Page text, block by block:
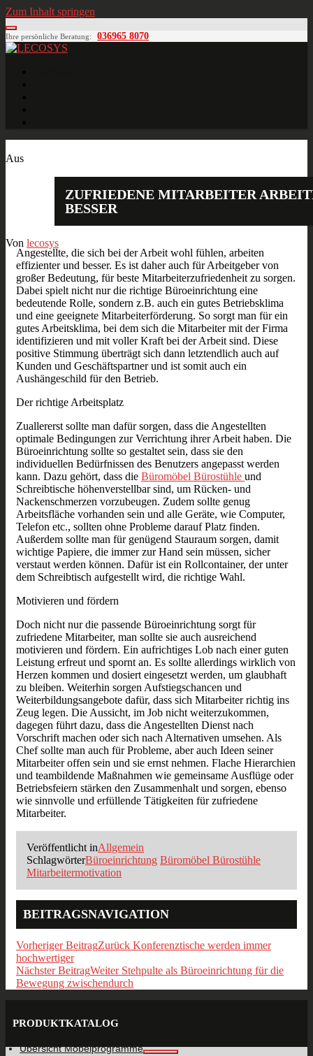
Zum Inhalt springen
Ihre persönliche Beratung: 036965 8070
Aus
ZUFRIEDENE MITARBEITER
BESSER
Von lecosys
Angestellte, die sich bei der Arbeit wohl fühlen, arbeiten
effizienter und besser. Es ist daher auch für Arbeitgeber von
großer Bedeutung, für beste Mitarbeiterzufriedenheit zu sorgen.
Dabei spielt nicht nur die richtige Büroeinrichtung eine
bedeutende Rolle, sondern z.B. auch ein gutes Betriebsklima
und eine geeignete Mitarbeiterförderung. So sorgt man für ein
gutes Arbeitsklima, bei dem sich die Mitarbeiter mit der Firma
identifizieren und mit voller Kraft bei der Arbeit sind. Diese
positive Stimmung überträgt sich dann letztendlich auch auf
Kunden und Geschäftspartner und ist somit auch ein
Aushängeschild für den Betrieb.
Der richtige Arbeitsplatz
Zuallererst sollte man dafür sorgen, dass die Angestellten
optimale Bedingungen zur Verrichtung ihrer Arbeit haben. Die
Büroeinrichtung sollte so gestaltet sein, dass sie den
individuellen Bedürfnissen des Benutzers angepasst werden
kann. Dazu gehört, dass die Büromöbel Bürostühle und
Schreibtische höhenverstellbar sind, um Rücken- und
Nackenschmerzen vorzubeugen. Zudem sollte genug
Arbeitsfläche vorhanden sein und alle Geräte, wie Computer,
Telefon etc., sollten ohne Probleme darauf Platz finden.
Außerdem sollte man für genügend Stauraum sorgen, damit
wichtige Papiere, die immer zur Hand sein müssen, sicher
verstaut werden können. Dafür ist ein Rollcontainer, der unter
dem Schreibtisch aufgestellt wird, die richtige Wahl.
Motivieren und fördern
Doch nicht nur die passende Büroeinrichtung sorgt für
zufriedene Mitarbeiter, man sollte sie auch ausreichend
motivieren und fördern. Ein aufrichtiges Lob nach einer guten
Leistung erfreut und spornt an. Es sollte allerdings wirklich von
Herzen kommen und dosiert eingesetzt werden, um glaubhaft
zu bleiben. Weiterhin sorgen Aufstiegschancen und
Weiterbildungsangebote dafür, dass sich Mitarbeiter richtig ins
Zeug legen. Die Aussicht, im Job nicht weiterzukommen,
dagegen führt dazu, dass die Angestellten Dienst nach
Vorschrift machen oder sich nach Alternativen umsehen. Als
Chef sollte man auch für Probleme, aber auch Ideen seiner
Mitarbeiter offen sein und sie ernst nehmen. Flache Hierarchien
und teambildende Maßnahmen wie gemeinsame Ausflüge oder
Betriebsfeiern stärken den Zusammenhalt und sorgen, ebenso
wie sinnvolle und erfüllende Tätigkeiten für zufriedene
Mitarbeiter.
Veröffentlicht inAllgemein
SchlagwörterBüroeinrichtung Büromöbel Bürostühle
Mitarbeitermotivation
BEITRAGSNAVIGATION
Vorheriger BeitragZurück Konferenztische werden immer
hochwertiger
Nächster BeitragWeiter Stehpulte als Büroeinrichtung für die
Bewegung zwischendurch
PRODUKTKATALOG
Übersicht Möbelprogramme